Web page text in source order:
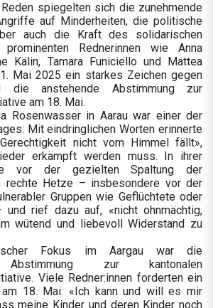
Reden spiegelten sich die zunehmende
auf Minderheiten, die politische
auch die Kraft des solidarischen
Rednerinnen wie Anna
Kälin, Tamara Funiciello und Mattea
Mai 2025 ein starkes Zeichen gegen
die anstehende Abstimmung zur
am 18. Mai.
Rosenwasser in Aarau war einer der
Mit eindringlichen Worten erinnerte
nicht vom Himmel fällt»,
erkämpft werden muss. In ihrer
vor der gezielten Spaltung der
rechte Hetze – insbesondere vor der
Gruppen wie Geflüchtete oder
und rief dazu auf, «nicht ohnmächtig,
wütend und liebevoll Widerstand zu
Fokus im Aargau war die
Abstimmung zur kantonalen
Viele Redner:innen forderten ein
18. Mai: «Ich kann und will es mir
meine Kinder und deren Kinder noch